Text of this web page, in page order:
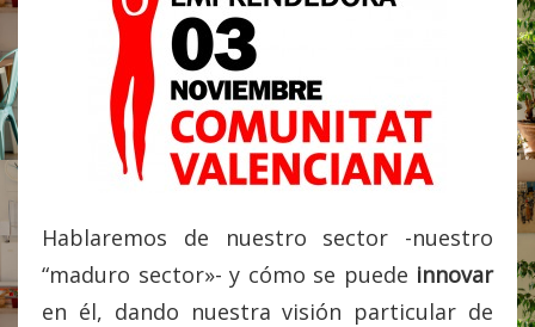
Hablaremos de nuestro sector -nuestro
“maduro sector»- y cómo se puede innovar
en él, dando nuestra visión particular de